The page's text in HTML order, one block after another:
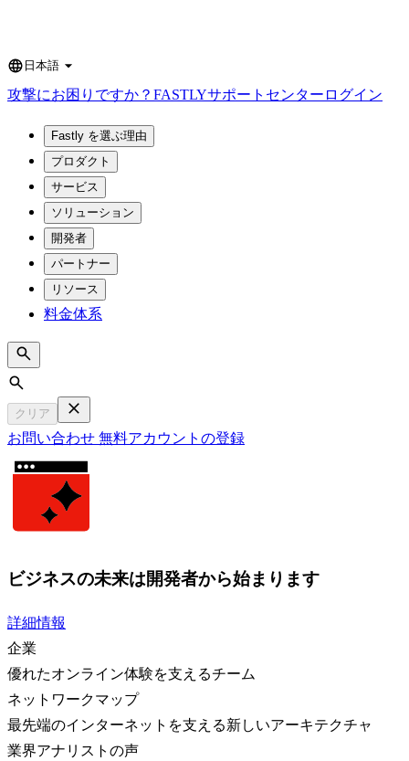
Language
日本語
攻撃にお困りですか？ FASTLYサポートセンター ログイン
Fastly を選ぶ理由
プロダクト
サービス
ソリューション
開発者
パートナー
リソース
料金体系
Search
クリア
お問い合わせ 無料アカウントの登録
ビジネスの未来は開発者から始まります
詳細情報
企業
優れたオンライン体験を支えるチーム
ネットワークマップ
最先端のインターネットを支える新しいアーキテクチャ
業界アナリストの声